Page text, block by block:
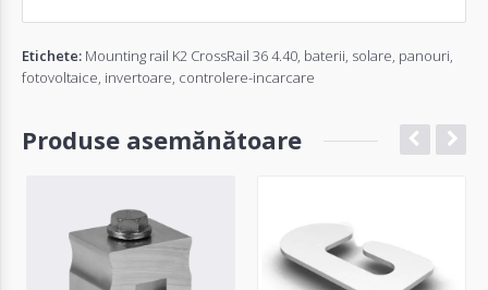
Etichete: Mounting rail K2 CrossRail 36 4.40 baterii solare panouri
fotovoltaice invertoare controlere-incarcare
Produse asemănătoare